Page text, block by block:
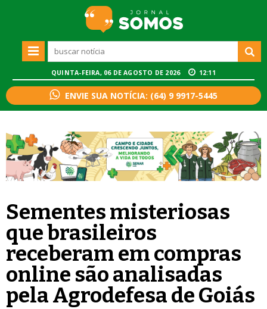
QUINTA-FEIRA, 06 DE AGOSTO DE 2026 12:11
ENVIE SUA NOTÍCIA: (64) 9 9917-5445
Sementes misteriosas
que brasileiros
receberam em compras
online são analisadas
pela Agrodefesa de Goiás